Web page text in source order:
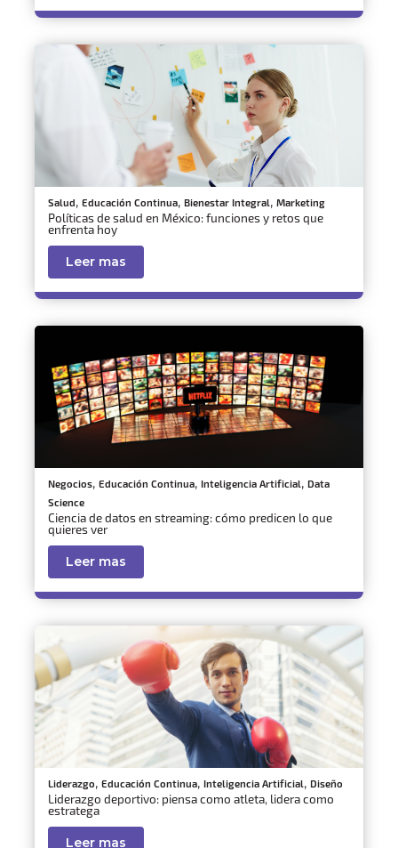
Salud, Educación Continua, Bienestar Integral, Marketing
Políticas de salud en México: funciones y retos que
enfrenta hoy
Leer mas
Negocios, Educación Continua, Inteligencia Artificial, Data
Science
Ciencia de datos en streaming: cómo predicen lo que
quieres ver
Leer mas
Liderazgo, Educación Continua, Inteligencia Artificial, Diseño
Liderazgo deportivo: piensa como atleta, lidera como
estratega
Leer mas